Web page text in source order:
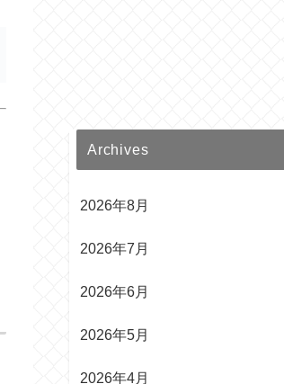
Archives
2026年8月
2026年7月
2026年6月
2026年5月
2026年4月